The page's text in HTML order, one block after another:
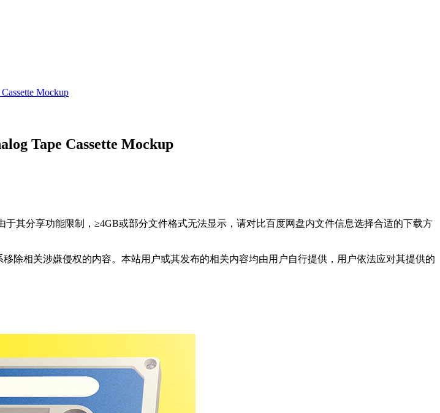
Mockup
Tape Cassette Mockup
其分享功能限制，≥4GB或部分文件格式无法显示，请对比百度网盘内文件信息选择合适的下载方
除相关涉嫌侵权的内容。本站用户或其发布的相关内容均由用户自行提供，用户依法应对其提供的